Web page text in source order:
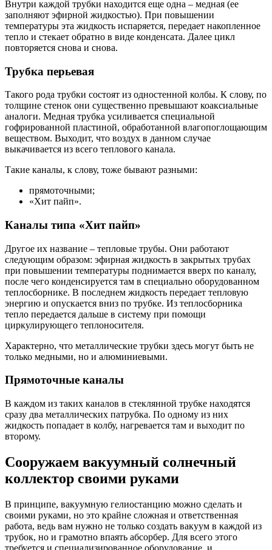
Внутри каждой трубки находится еще одна – медная (ее
заполняют эфирной жидкостью). При повышении
температуры эта жидкость испаряется, передает накопленное
тепло и стекает обратно в виде конденсата. Далее цикл
повторяется снова и снова.
Трубка перьевая
Такого рода трубки состоят из одностенной колбы. К слову, по
толщине стенок они существенно превышают коаксиальные
аналоги. Медная трубка усиливается специальной
гофрированной пластиной, обработанной влагопоглощающим
веществом. Выходит, что воздух в данном случае
выкачивается из всего теплового канала.
Такие каналы, к слову, тоже бывают разными:
прямоточными;
«Хит пайп».
Каналы типа «Хит пайп»
Другое их название – тепловые трубы. Они работают
следующим образом: эфирная жидкость в закрытых трубах
при повышении температуры поднимается вверх по каналу,
после чего конденсируется там в специально оборудованном
теплосборнике. В последнем жидкость передает тепловую
энергию и опускается вниз по трубке. Из теплосборника
тепло передается дальше в систему при помощи
циркулирующего теплоносителя.
Характерно, что металлические трубки здесь могут быть не
только медными, но и алюминиевыми.
Прямоточные каналы
В каждом из таких каналов в стеклянной трубке находятся
сразу два металлических патрубка. По одному из них
жидкость попадает в колбу, нагревается там и выходит по
второму.
Сооружаем вакуумный солнечный
коллектор своими руками
В принципе, вакуумную гелиостанцию можно сделать и
своими руками, но это крайне сложная и ответственная
работа, ведь вам нужно не только создать вакуум в каждой из
трубок, но и грамотно впаять абсорбер. Для всего этого
требуется и специализированное оборудование, и